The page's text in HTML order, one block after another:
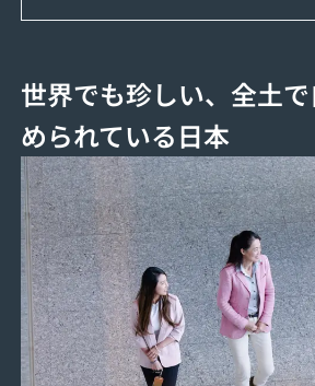
世界でも珍しい、全土
められている日本